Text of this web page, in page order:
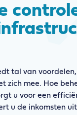
tal van
zich mee. Hoe
u voor een
u de inkomsten